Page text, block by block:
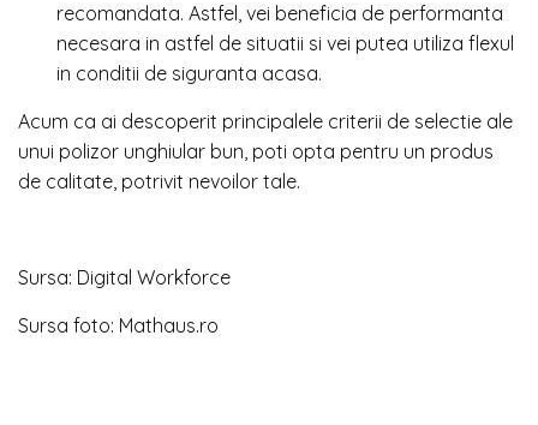
recomandata. Astfel, vei beneficia de performanta
necesara in astfel de situatii si vei putea utiliza flexul
in conditii de siguranta acasa.
Acum ca ai descoperit principalele criterii de selectie ale
unui polizor unghiular bun, poti opta pentru un produs
de calitate, potrivit nevoilor tale.
Sursa: Digital Workforce
Sursa foto: Mathaus.ro